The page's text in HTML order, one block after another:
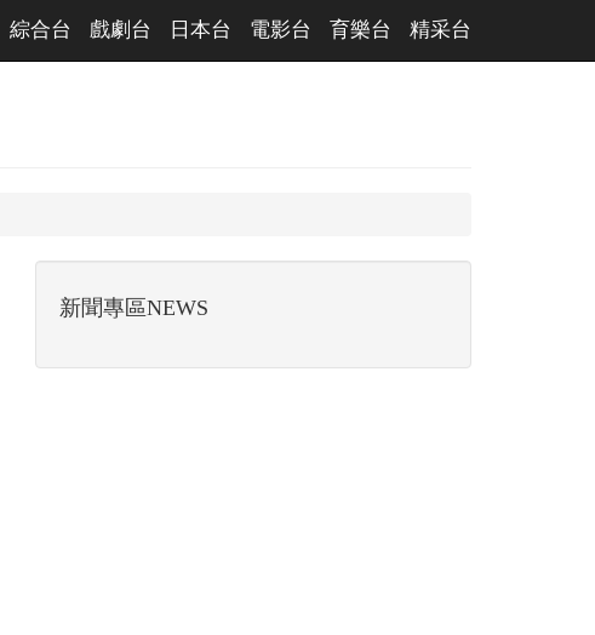
綜合台 戲劇台 日本台 電影台 育樂台 精采台
新聞專區NEWS